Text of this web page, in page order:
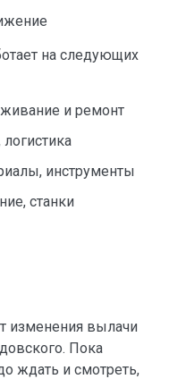
на следующих
и ремонт
инструменты
станки
изменения вылачи
Пока
ждать и смотреть,